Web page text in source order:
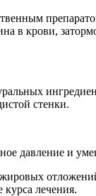
в крови,
стенки.
давление и
курса лечения.